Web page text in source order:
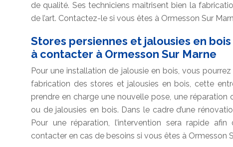
de qualité. Ses techniciens maitrisent bien la
de l’art. Contactez-le si vous êtes à Ormesson Sur
Stores persiennes et jalousies en
à contacter à Ormesson Sur Marne
Pour une installation de jalousie en bois, vous
fabrication des stores et jalousies en bois, cette
prendre en charge une nouvelle pose, une
ou de jalousies en bois. Dans le cadre d’une
Pour une réparation, l’intervention sera rapide
contacter en cas de besoins si vous êtes à Ormesson